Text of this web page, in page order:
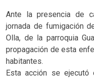
Ante la presencia de
jornada de fumigación
Olla, de la parroquia
propagación de esta
habitantes.
Esta acción se